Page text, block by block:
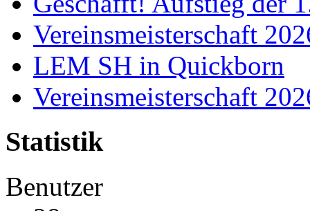
Vereinsmeisterschaft
LEM SH in Quickborn
Vereinsmeisterschaft
Statistik
Benutzer